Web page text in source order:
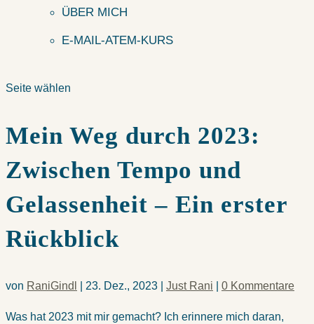
ÜBER MICH
E-MAIL-ATEM-KURS
Seite wählen
Mein Weg durch 2023:
Zwischen Tempo und
Gelassenheit – Ein erster
Rückblick
von RaniGindl 23. Dez., 2023 Just Rani 0 Kommentare
Was hat 2023 mit mir gemacht? Ich erinnere mich daran,